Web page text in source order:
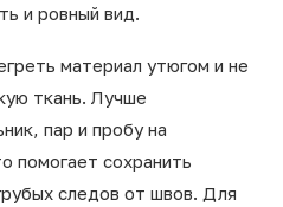
и ровный вид.
материал утюгом и не
ткань. Лучше
пар и пробу на
помогает сохранить
следов от швов. Для